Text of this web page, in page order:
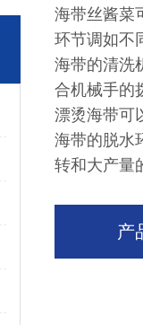
海带丝酱菜
环节调如不
海带的清洗
合机械手的
漂烫海带可
海带的脱水
转和大产量
产